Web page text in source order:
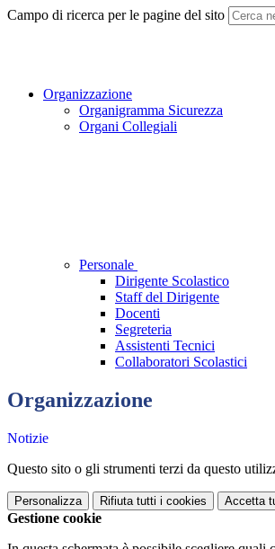
Campo di ricerca per le pagine del sito
Organizzazione
Organigramma Sicurezza
Organi Collegiali
Personale
Dirigente Scolastico
Staff del Dirigente
Docenti
Segreteria
Assistenti Tecnici
Collaboratori Scolastici
Organizzazione
Notizie
Questo sito o gli strumenti terzi da questo
Personalizza Rifiuta tutti i cookies Accetta
Gestione cookie